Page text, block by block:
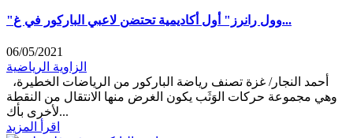
"وول رانرز" أول أكاديمية تحتضن لاعبي الباركور في غ...
06/05/2021
الزاوية الرياضية
وهي مجموعة حركات الوَثَب يكون الغرض منها الانتقال من النقطة
لأخرى بأك...
اقرأ المزيد